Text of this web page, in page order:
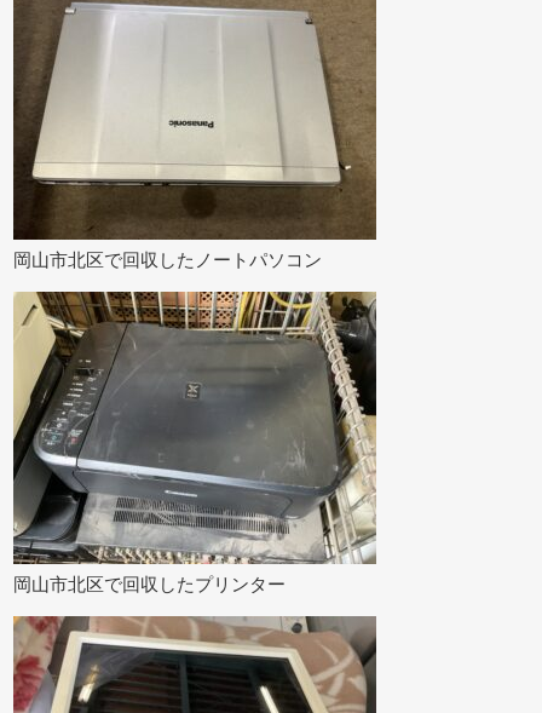
岡山市北区で回収したノートパソコン
岡山市北区で回収したプリンター